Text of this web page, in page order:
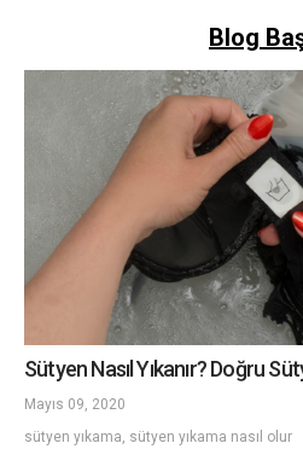
Blog
Sütyen Nasıl Yıkanır? Doğru
Mayıs 09, 2020
sütyen yıkama, sütyen yıkama nasıl olur